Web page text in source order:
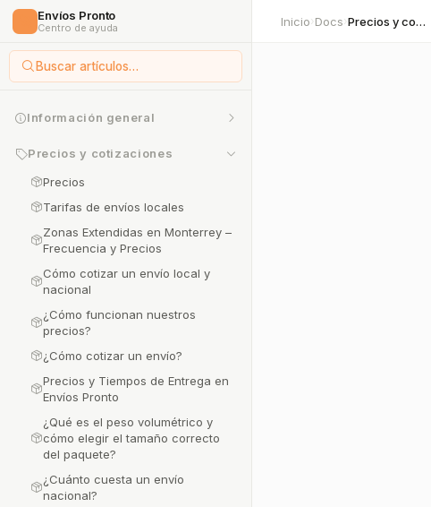
Envíos Pronto
Centro de ayuda
Buscar artículos…
Información general
Precios y cotizaciones
Precios
Tarifas de envíos locales
Zonas Extendidas en Monterrey –
Frecuencia y Precios
Cómo cotizar un envío local y
nacional
¿Cómo funcionan nuestros
precios?
¿Cómo cotizar un envío?
Precios y Tiempos de Entrega en
Envíos Pronto
¿Qué es el peso volumétrico y
cómo elegir el tamaño correcto
del paquete?
¿Cuánto cuesta un envío
nacional?
Inicio› Docs› Precios y cotizaciones